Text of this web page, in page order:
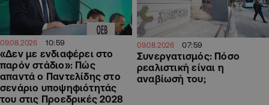
09.08.2026 10:59
«Δεν με ενδιαφέρει στο
παρόν στάδιο»: Πώς
απαντά ο Παντελίδης στο
σενάριο υποψηφιότητάς
του στις Προεδρικές 2028
09.08.2026 07:59
Συνεργατισμός: Πόσο
ρεαλιστική είναι η
αναβίωσή του;